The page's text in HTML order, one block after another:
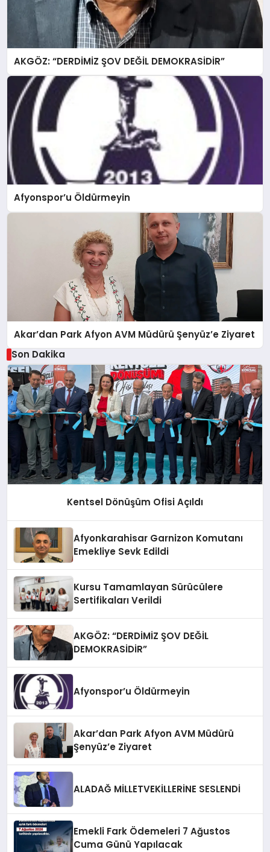
AKGÖZ: “DERDİMİZ ŞOV DEĞİL DEMOKRASİDİR”
Afyonspor’u Öldürmeyin
Akar’dan Park Afyon AVM Müdürü Şenyüz’e Ziyaret
Son Dakika
Kentsel Dönüşüm Ofisi Açıldı
Afyonkarahisar Garnizon Komutanı
Emekliye Sevk Edildi
Kursu Tamamlayan Sürücülere
Sertifikaları Verildi
AKGÖZ: “DERDİMİZ ŞOV DEĞİL
DEMOKRASİDİR”
Afyonspor’u Öldürmeyin
Akar’dan Park Afyon AVM Müdürü
Şenyüz’e Ziyaret
ALADAĞ MİLLETVEKİLLERİNE SESLENDİ
Emekli Fark Ödemeleri 7 Ağustos
Cuma Günü Yapılacak